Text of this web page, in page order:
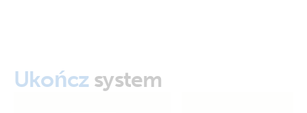
Ukończ system